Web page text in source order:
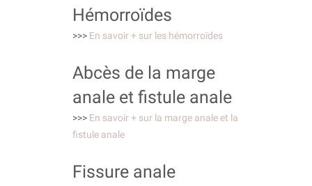
Hémorroïdes
>>> En savoir + sur les hémorroïdes
Abcès de la marge
anale et fistule anale
>>> En savoir + sur la marge anale et la
fistule anale
Fissure anale